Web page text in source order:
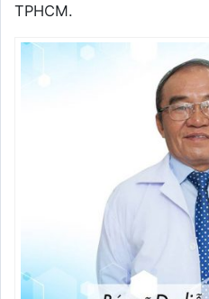
TPHCM.